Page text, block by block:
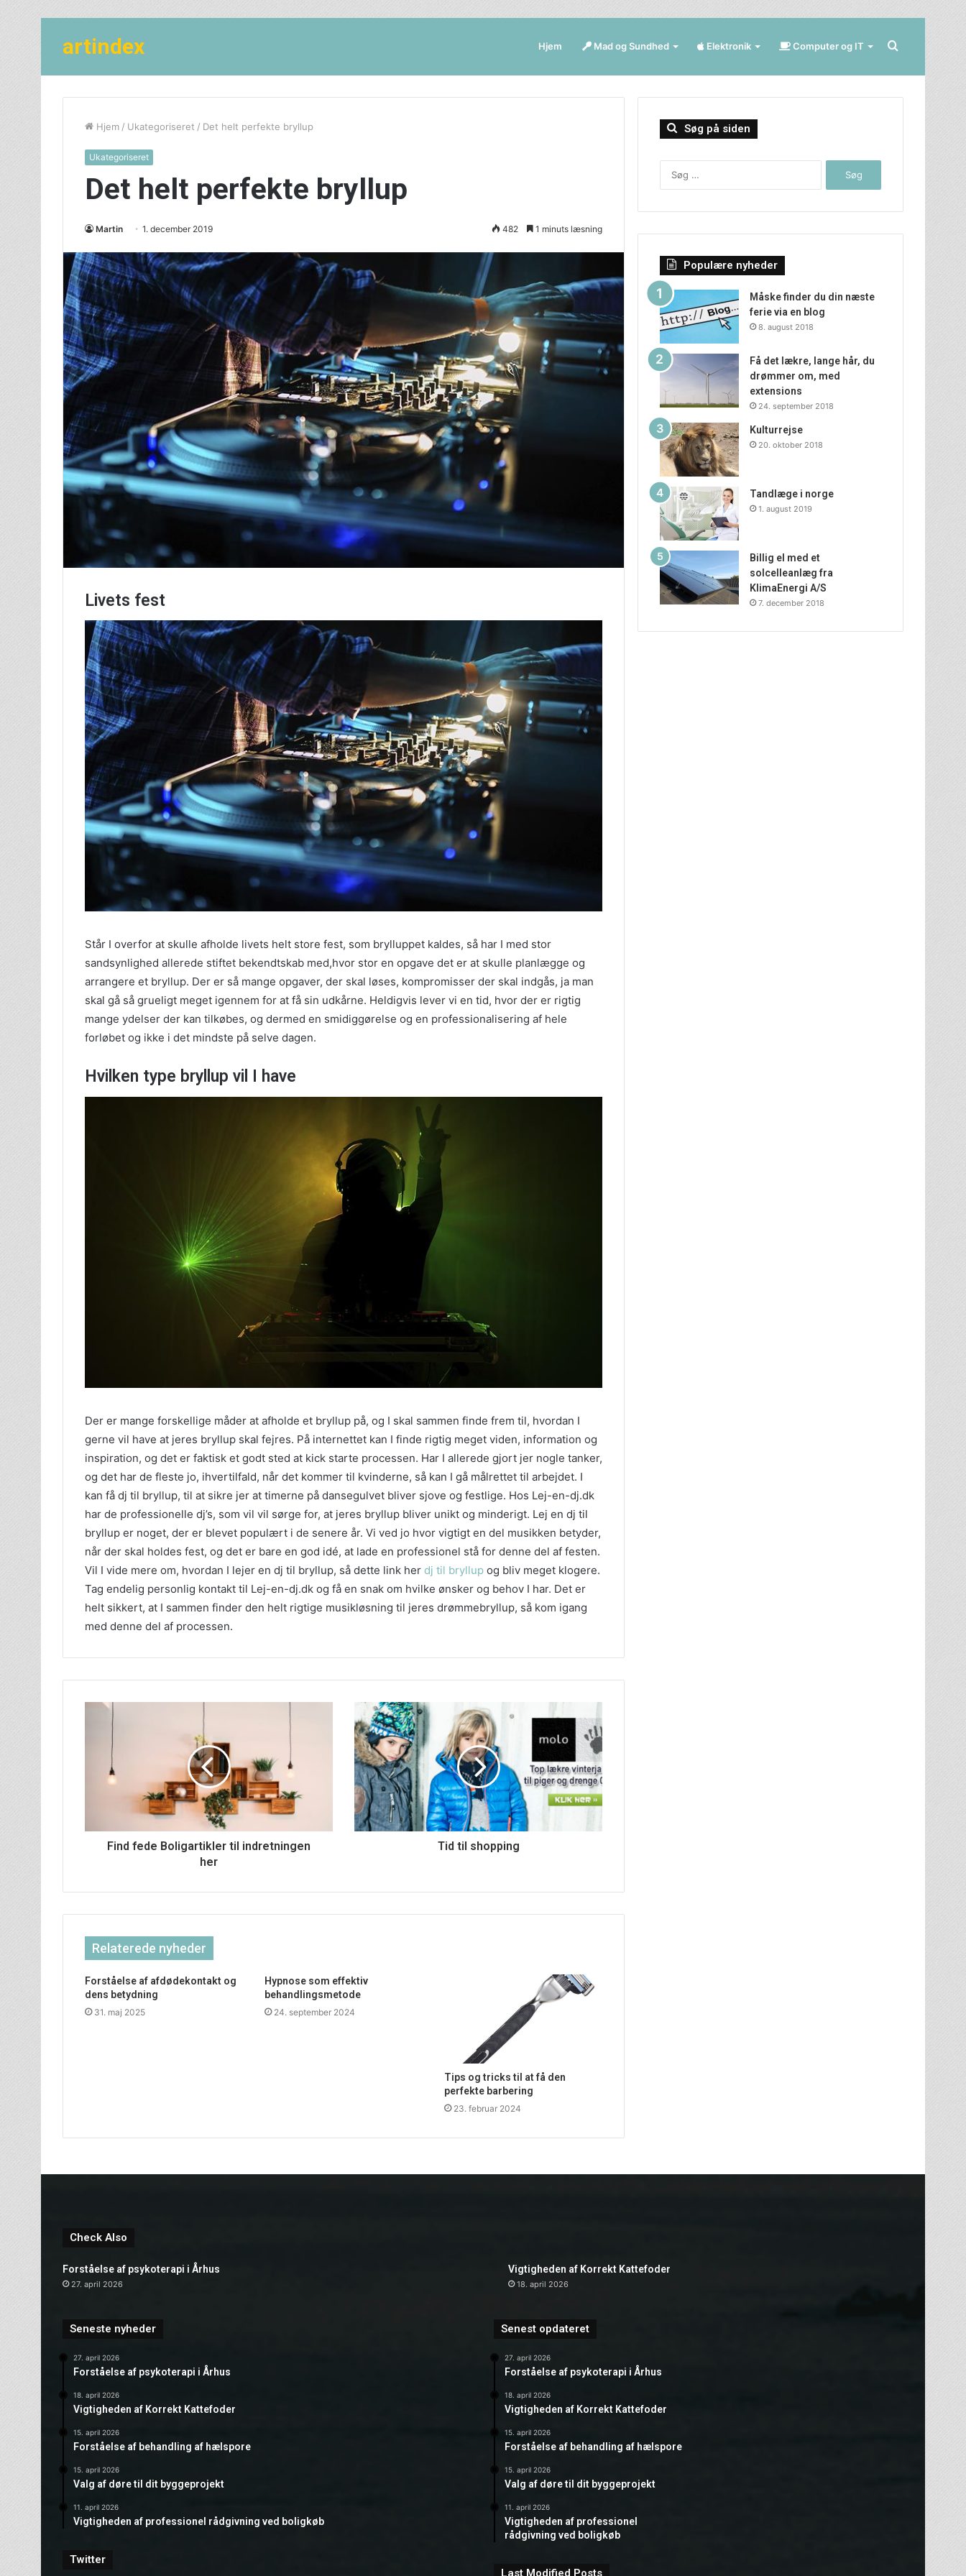
artindex Hjem Mad og Sundhed Elektronik Computer og IT Søg
efter
Hjem / Ukategoriseret / Det helt perfekte bryllup
Ukategoriseret
Det helt perfekte bryllup
Martin 1. december 2019 482 1 minuts læsning
Livets fest
Står I overfor at skulle afholde livets helt store fest, som brylluppet kaldes, så har I med stor
sandsynlighed allerede stiftet bekendtskab med,hvor stor en opgave det er at skulle planlægge og
arrangere et bryllup. Der er så mange opgaver, der skal løses, kompromisser der skal indgås, ja man
skal gå så grueligt meget igennem for at få sin udkårne. Heldigvis lever vi en tid, hvor der er rigtig
mange ydelser der kan tilkøbes, og dermed en smidiggørelse og en professionalisering af hele
forløbet og ikke i det mindste på selve dagen.
Hvilken type bryllup vil I have
Der er mange forskellige måder at afholde et bryllup på, og I skal sammen finde frem til, hvordan I
gerne vil have at jeres bryllup skal fejres. På internettet kan I finde rigtig meget viden, information og
inspiration, og det er faktisk et godt sted at kick starte processen. Har I allerede gjort jer nogle tanker,
og det har de fleste jo, ihvertilfald, når det kommer til kvinderne, så kan I gå målrettet til arbejdet. I
kan få dj til bryllup, til at sikre jer at timerne på dansegulvet bliver sjove og festlige. Hos Lej-en-dj.dk
har de professionelle dj’s, som vil vil sørge for, at jeres bryllup bliver unikt og minderigt. Lej en dj til
bryllup er noget, der er blevet populært i de senere år. Vi ved jo hvor vigtigt en del musikken betyder,
når der skal holdes fest, og det er bare en god idé, at lade en professionel stå for denne del af festen.
Vil I vide mere om, hvordan I lejer en dj til bryllup, så dette link her dj til bryllup og bliv meget klogere.
Tag endelig personlig kontakt til Lej-en-dj.dk og få en snak om hvilke ønsker og behov I har. Det er
helt sikkert, at I sammen finder den helt rigtige musikløsning til jeres drømmebryllup, så kom igang
med denne del af processen.
Find fede Boligartikler til indretningen
her
Tid til shopping
Relaterede nyheder
Forståelse af afdødekontakt og
dens betydning
31. maj 2025
Hypnose som effektiv
behandlingsmetode
24. september 2024
Tips og tricks til at få den
perfekte barbering
23. februar 2024
Søg på siden
Populære nyheder
Måske finder du din næste
ferie via en blog
8. august 2018
Få det lækre, lange hår, du
drømmer om, med
extensions
24. september 2018
Kulturrejse
20. oktober 2018
Tandlæge i norge
1. august 2019
Billig el med et
solcelleanlæg fra
KlimaEnergi A/S
7. december 2018
Check Also
Forståelse af psykoterapi i Århus
27. april 2026
Vigtigheden af Korrekt Kattefoder
18. april 2026
Seneste nyheder
27. april 2026
Forståelse af psykoterapi i Århus
18. april 2026
Vigtigheden af Korrekt Kattefoder
15. april 2026
Forståelse af behandling af hælspore
15. april 2026
Valg af døre til dit byggeprojekt
11. april 2026
Vigtigheden af professionel rådgivning ved boligkøb
Twitter
Senest opdateret
27. april 2026
Forståelse af psykoterapi i Århus
18. april 2026
Vigtigheden af Korrekt Kattefoder
15. april 2026
Forståelse af behandling af hælspore
15. april 2026
Valg af døre til dit byggeprojekt
11. april 2026
Vigtigheden af professionel
rådgivning ved boligkøb
Last Modified Posts